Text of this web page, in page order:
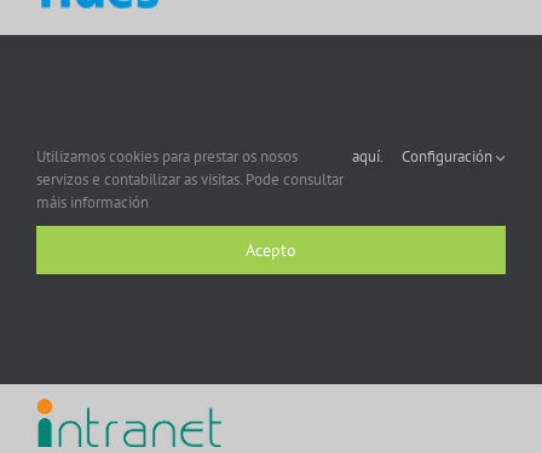
Utilizamos cookies para prestar os nosos
servizos e contabilizar as visitas. Pode consultar
máis información
aquí. Configuración
Acepto